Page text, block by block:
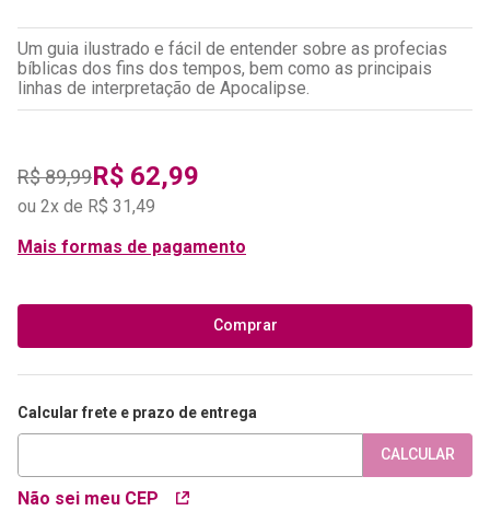
Um guia ilustrado e fácil de entender sobre as profecias
bíblicas dos fins dos tempos, bem como as principais
linhas de interpretação de Apocalipse.
R$89,99R$ 62,99
ou 2x de R$ 31 ,49
Mais formas de pagamento
Comprar
Calcular frete e prazo de entrega
Não sei meu CEP
CALCULAR